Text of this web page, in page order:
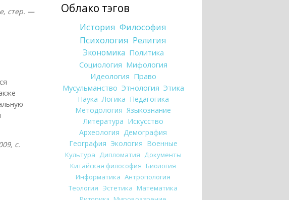
стер. —
с.
Облако тэгов
История Философия
Психология Религия
Экономика Политика
Социология Мифология
Идеология Право
Мусульманство Этнология Этика
Наука Логика Педагогика
Методология Языкознание
Литература Искусство
Археология Демография
География Экология Военные
Культура Дипломатия Документы
Китайская философия Биология
Информатика Антропология
Теология Эстетика Математика